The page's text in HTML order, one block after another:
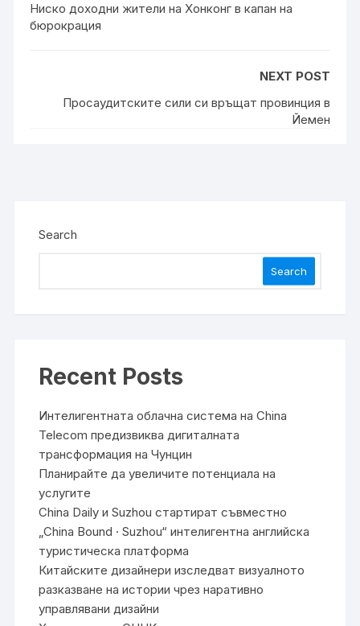
Ниско доходни жители на Хонконг в капан на
бюрокрация
NEXT POST
Просаудитските сили си връщат провинция в
Йемен
Search
Search
Recent Posts
Интелигентната облачна система на China
Telecom предизвиква дигиталната
трансформация на Чунцин
Планирайте да увеличите потенциала на
услугите
China Daily и Suzhou стартират съвместно
„China Bound · Suzhou“ интелигентна английска
туристическа платформа
Китайските дизайнери изследват визуалното
разказване на истории чрез наративно
управлявани дизайни